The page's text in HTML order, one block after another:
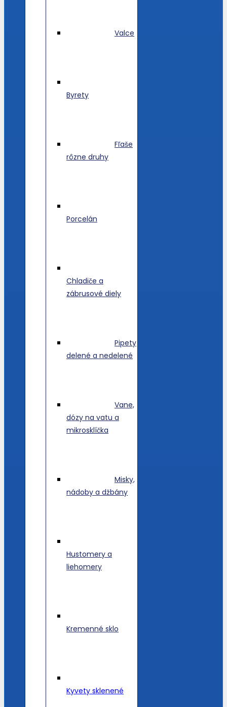
Valce
Byrety
Fľaše
rôzne druhy
Porcelán
Chladiče a
zábrusové diely
Pipety
delené a nedelené
Vane,
dózy na vatu a
mikrosklíčka
Misky,
nádoby a džbány
Hustomery a
liehomery
Kremenné sklo
Kyvety sklenené